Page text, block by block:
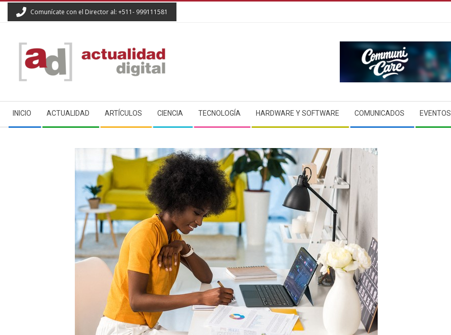
Comunícate con el Director al: +511- 999111581
ACTUALIDAD
DIGITAL
Navigation
Menu
INICIO ACTUALIDAD ARTÍCULOS CIENCIA TECNOLOGÍA HARDWARE Y SOFTWARE COMUNICADOS EVENTOS